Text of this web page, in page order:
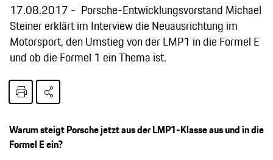
17.08.2017
Porsche-Entwicklungsvorstand Michael
Steiner erklärt im Interview die Neuausrichtung im
Motorsport, den Umstieg von der LMP1 in die Formel E
und ob die Formel 1 ein Thema ist.
Warum steigt Porsche jetzt aus der LMP1-Klasse aus und in die
Formel E ein?